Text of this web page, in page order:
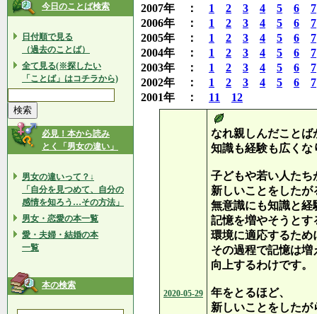
今日のことば検索
日付順で見る
（過去のことば）
全て見る(※探したい
「ことば」はコチラから)
必見！本から読み
とく「男女の違い」
男女の違いって？↓
「自分を見つめて、自分の
感情を知ろう…その方法」
男女・恋愛の本一覧
愛・夫婦・結婚の本
一覧
本の検索
2007年 ： 1 2 3 4 5 6
7
2006年 ： 1 2 3 4 5 6
7
2005年 ： 1 2 3 4 5 6
7
2004年 ： 1 2 3 4 5 6
7
2003年 ： 1 2 3 4 5 6
7
2002年 ： 1 2 3 4 5 6
7
2001年 ： 11 12
2020-05-29
なれ親しんだことば
知識も経験も広くな
子どもや若い人たち
新しいことをしたが
無意識にも知識と経
記憶を増やそうとす
環境に適応するため
その過程で記憶は
向上するわけです。
年をとるほど、
新しいことをした